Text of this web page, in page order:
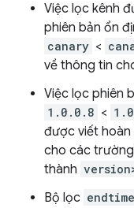
Việc lọc kênh
phiên bản ổn
canary <
về thông tin
Việc lọc phiên
1.0.0.8 <
được viết hoàn
cho các
thành
Bộ lọc